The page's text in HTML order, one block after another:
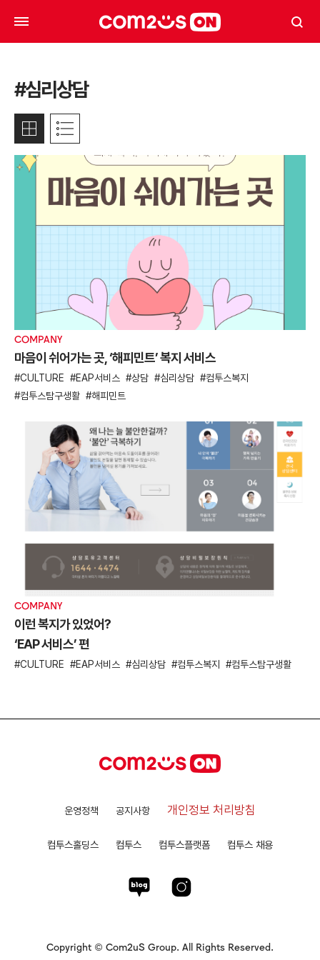
#심리상담
COMPANY
마음이 쉬어가는 곳, ‘해피민트’ 복지 서비스
CULTURE EAP서비스 상담 심리상담
컴투스복지
컴투스탐구생활
해피민트
COMPANY
이런 복지가 있었어?
‘EAP 서비스’ 편
CULTURE EAP서비스 심리상담 컴투스복지 컴투스탐구생활
운영정책 공지사항 개인정보 처리방침
컴투스홀딩스 컴투스 컴투스플랫폼 컴투스 채용
Copyright © Com2uS Group. All Rights Reserved.